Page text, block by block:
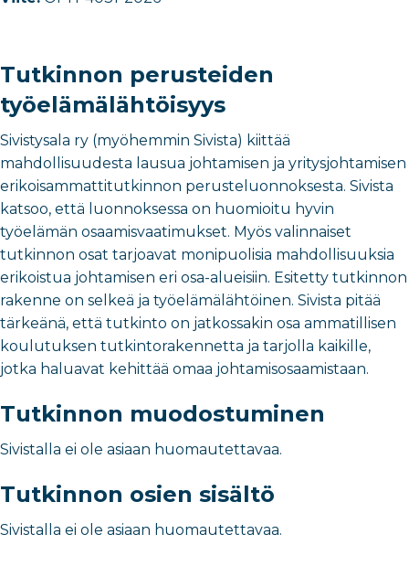
Tutkinnon perusteiden
työelämälähtöisyys
Sivistysala ry (myöhemmin Sivista) kiittää
mahdollisuudesta lausua johtamisen ja yritysjohtamisen
erikoisammattitutkinnon perusteluonnoksesta. Sivista
katsoo, että luonnoksessa on huomioitu hyvin
työelämän osaamisvaatimukset. Myös valinnaiset
tutkinnon osat tarjoavat monipuolisia mahdollisuuksia
erikoistua johtamisen eri osa-alueisiin. Esitetty tutkinnon
rakenne on selkeä ja työelämälähtöinen. Sivista pitää
tärkeänä, että tutkinto on jatkossakin osa ammatillisen
koulutuksen tutkintorakennetta ja tarjolla kaikille,
jotka haluavat kehittää omaa johtamisosaamistaan.
Tutkinnon muodostuminen
Sivistalla ei ole asiaan huomautettavaa.
Tutkinnon osien sisältö
Sivistalla ei ole asiaan huomautettavaa.